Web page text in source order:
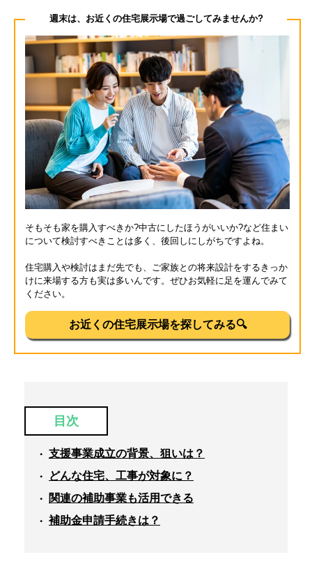
週末は、お近くの住宅展示場で過ごしてみませんか?
そもそも家を購入すべきか?中古にしたほうがいいか?など住まい
について検討すべきことは多く、後回しにしがちですよね。
住宅購入や検討はまだ先でも、ご家族との将来設計をするきっか
けに来場する方も実は多いんです。ぜひお気軽に足を運んでみて
ください。
お近くの住宅展示場を探してみる🔍
目次
支援事業成立の背景、狙いは？
どんな住宅、工事が対象に？
関連の補助事業も活用できる
補助金申請手続きは？